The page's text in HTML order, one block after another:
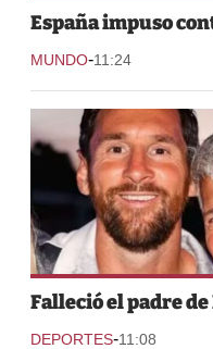
España impuso
MUNDO-11:24
Falleció el padre
DEPORTES-11:08